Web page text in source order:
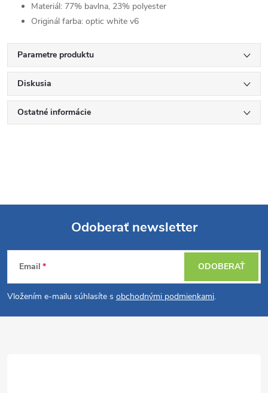
Materiál: 77% bavlna, 23% polyester
Originál farba: optic white v6
Parametre produktu
Diskusia
Ostatné informácie
Z
á
p
Odoberať newsletter
Email
Vložením e-mailu súhlasíte s obchodnými podmienkami.
ODOBERAŤ